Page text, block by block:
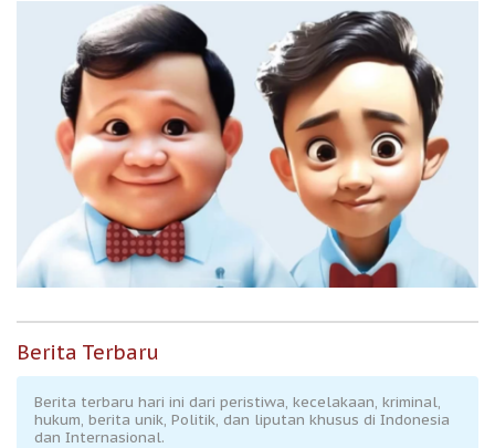
Berita Terbaru
Berita terbaru hari ini dari peristiwa, kecelakaan, kriminal,
hukum, berita unik, Politik, dan liputan khusus di Indonesia
dan Internasional.